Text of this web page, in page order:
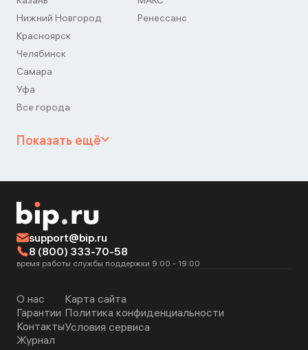
Нижний Новгород
Красноярск
Челябинск
Самара
Уфа
Все города
Ренессанс
Показать ещё
support@bip.ru
8 (800) 333-70-58
время работы службы поддержки 9:00 - 19:00
О нас
Гарантии
Контакты
Журнал
Карта сайта
Политика конфиденциальности
Условия сервиса